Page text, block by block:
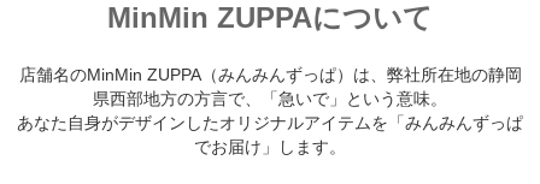
MinMin ZUPPAについて
店舗名のMinMin ZUPPA（みんみんずっぱ）は、弊社所在地の静岡
県西部地方の方言で、「急いで」という意味。
あなた自身がデザインしたオリジナルアイテムを「みんみんずっぱ
でお届け」します。